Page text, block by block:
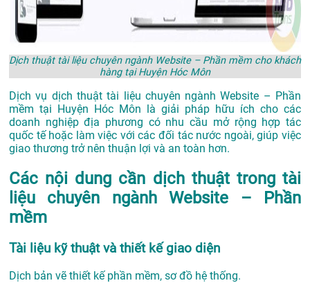
Dịch thuật tài liệu chuyên ngành Website – Phần mềm cho khách
hàng tại Huyện Hóc Môn
Dịch vụ dịch thuật tài liệu chuyên ngành Website – Phần
mềm tại Huyện Hóc Môn là giải pháp hữu ích cho các
doanh nghiệp địa phương có nhu cầu mở rộng hợp tác
quốc tế hoặc làm việc với các đối tác nước ngoài, giúp việc
giao thương trở nên thuận lợi và an toàn hơn.
Các nội dung cần dịch thuật trong tài
liệu chuyên ngành Website – Phần
mềm
Tài liệu kỹ thuật và thiết kế giao diện
Dịch bản vẽ thiết kế phần mềm, sơ đồ hệ thống.